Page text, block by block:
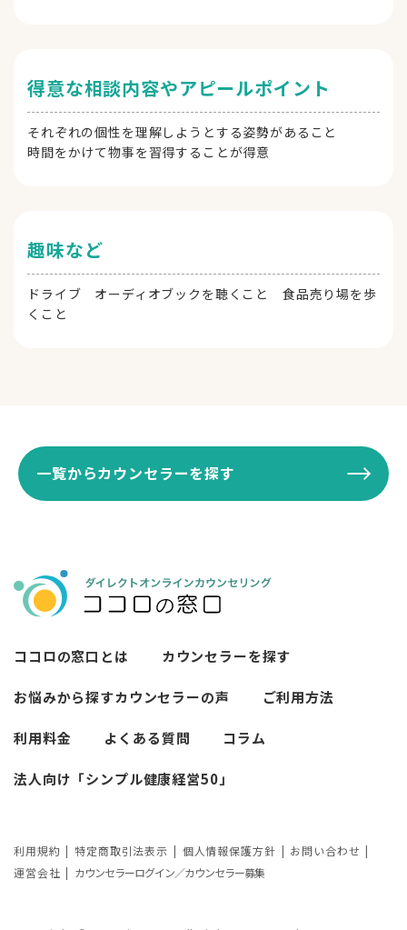
得意な相談内容やアピールポイント
それぞれの個性を理解しようとする姿勢があること
時間をかけて物事を習得することが得意
趣味など
ドライブ オーディオブックを聴くこと 食品売り場を歩
くこと
一覧からカウンセラーを探す
ココロの窓口とは カウンセラーを探す
お悩みから探すカウンセラーの声 ご利用方法
利用料金 よくある質問 コラム
法人向け「シンプル健康経営50」
利用規約 特定商取引法表示 個人情報保護方針
お問い合わせ
運営会社
カウンセラーログイン／カウンセラー募集